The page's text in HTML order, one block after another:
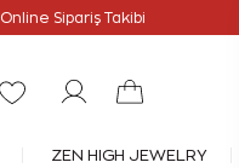
Online Sipariş Takibi
ZEN HIGH JEWELRY